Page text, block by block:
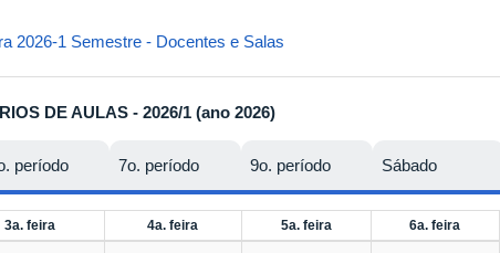
2026-1 Semestre - Docentes e Salas
DE AULAS - 2026/1 (ano 2026)
3a. feira 4a. feira 5a. feira 6a. feira
período 7o. período 9o. período Sábado